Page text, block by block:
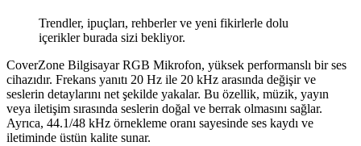
Trendler, ipuçları, rehberler ve yeni fikirlerle dolu
içerikler burada sizi bekliyor.
CoverZone Bilgisayar RGB Mikrofon, yüksek performanslı bir ses
cihazıdır. Frekans yanıtı 20 Hz ile 20 kHz arasında değişir ve
seslerin detaylarını net şekilde yakalar. Bu özellik, müzik, yayın
veya iletişim sırasında seslerin doğal ve berrak olmasını sağlar.
Ayrıca, 44.1/48 kHz örnekleme oranı sayesinde ses kaydı ve
iletiminde üstün kalite sunar.